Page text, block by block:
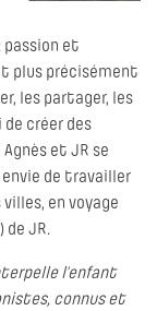
passion et
plus précisément
les partager, les
de créer des
et JR se
de travailler
en voyage
de JR.
l’enfant
connus et